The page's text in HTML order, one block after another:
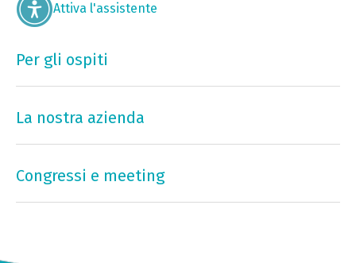
Attiva l'assistente
Per gli ospiti
La nostra azienda
Congressi e meeting